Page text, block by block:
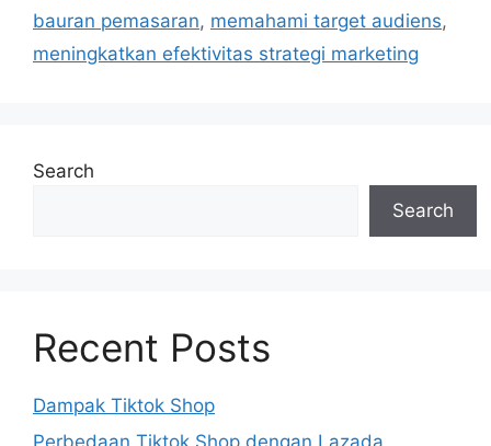
bauran pemasaran, memahami target audiens,
meningkatkan efektivitas strategi marketing
Search
Search
Recent Posts
Dampak Tiktok Shop
Perbedaan Tiktok Shop dengan Lazada